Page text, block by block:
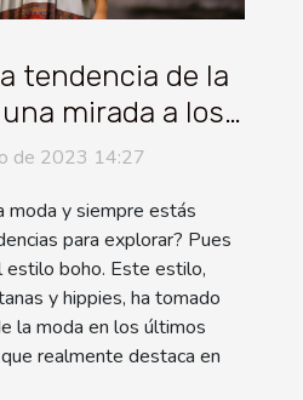
tendencia de la
mirada a los
boho
de 2023 14:27
moda y siempre estás
para explorar? Pues
estilo boho. Este estilo,
y hippies, ha tomado
la moda en los últimos
realmente destaca en